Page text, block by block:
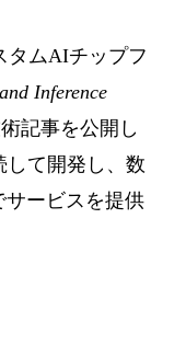
ムAIチップフ
Inference
記事を公開し
して開発し、数
ービスを提供